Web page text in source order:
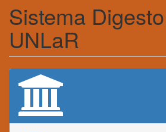
Sistema
UNLaR